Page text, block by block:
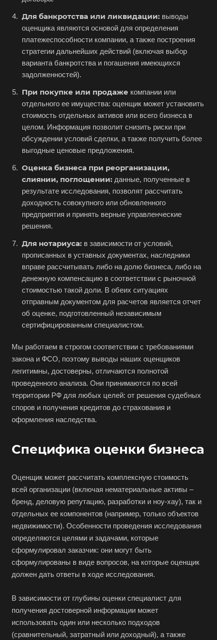
Для банкротства или ликвидации: выводы
оценщика являются основой для определения
платежеспособности компании, а также построения
стратегии дальнейших действий (включая выбор
варианта банкротства и погашения имеющихся
задолженностей).
При покупке или продаже компании или
отдельного ее имущества: оценщик может установить
стоимость отдельных активов или всего бизнеса в
целом. Информация позволит снизить риски при
обсуждении условий сделки, а также получить более
выгодные ценовые предложения.
Оценка бизнеса при реорганизации,
слиянии, поглощении: данные, полученные в
результате исследования, позволят рассчитать
доходность совокупного или обновленного
предприятия и принять верные управленческие
решения.
Для нотариуса: в зависимости от условий,
прописанных в уставных документах, наследники
вправе рассчитывать либо на долю бизнеса, либо на
денежную компенсацию в соответствии с рыночной
стоимостью такой доли. В обеих ситуациях
отправным документом для расчетов является отчет
об оценке, подготовленный независимым
сертифицированным специалистом.
Мы работаем в строгом соответствии с требованиями
закона и ФСО, поэтому выводы наших оценщиков
легитимны, достоверны, отличаются полнотой
проведенного анализа. Они принимаются по всей
территории РФ для любых целей: от решения судебных
споров и получения кредитов до страхования и
оформления наследства.
Специфика оценки бизнеса
Оценщик может рассчитать комплексную стоимость
всей организации (включая нематериальные активы –
бренд, деловую репутацию, разработки и ноу-хау), так и
отдельных ее компонентов (например, только объектов
недвижимости). Особенности проведения исследования
определяются целями и задачами, которые
сформулировал заказчик: они могут быть
сформулированы в виде вопросов, на которые оценщик
должен дать ответы в ходе исследования.
В зависимости от глубины оценки специалист для
получения достоверной информации может
использовать один или несколько подходов
(сравнительный, затратный или доходный), а также
Белогорск
Белорецк
Белоярский
Бердск
Березники
Бийск
Биробиджан
Бирск
Бирюч
Благовещенск
Благодарный
Богородицк
Боготол
Большой Камень
Бор
Борисоглебск
Боровичи
Братск
Бронницы
Бугульма
Бугуруслан
Бузулук
Буйнакск
Валдай
Великие Луки
Великий Новгород
Великий Устюг
Вельск
Верещагино
Верхний Уфалей
Верхняя Пышма
Владивосток
Владикавказ